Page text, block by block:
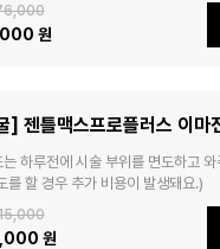
원
] 젠틀맥스프로플러스 이마
하루전에 시술 부위를 면도하고 와
를 할 경우 추가 비용이 발생돼요.)
원